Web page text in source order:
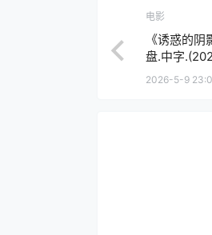
电影
《诱惑的
盘.中字
2026-5-9